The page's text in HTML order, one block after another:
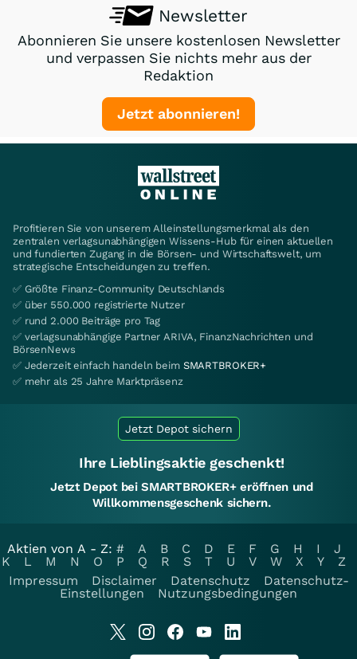
Newsletter
Abonnieren Sie unsere kostenlosen Newsletter
und verpassen Sie nichts mehr aus der
Redaktion
Jetzt abonnieren!
Profitieren Sie von unserem Alleinstellungsmerkmal als den
zentralen verlagsunabhängigen Wissens-Hub für einen aktuellen
und fundierten Zugang in die Börsen- und Wirtschaftswelt, um
strategische Entscheidungen zu treffen.
✅ Größte Finanz-Community Deutschlands
✅ über 550.000 registrierte Nutzer
✅ rund 2.000 Beiträge pro Tag
✅ verlagsunabhängige Partner ARIVA, FinanzNachrichten und
BörsenNews
✅ Jederzeit einfach handeln beim SMARTBROKER+
✅ mehr als 25 Jahre Marktpräsenz
Jetzt Depot sichern
Ihre Lieblingsaktie geschenkt!
Jetzt Depot bei SMARTBROKER+ eröffnen und
Willkommensgeschenk sichern.
Aktien von A - Z: # A B C D E F G H I
J
K
L M N O P Q R S T U V W X Y
Z
Impressum
Disclaimer Datenschutz
Datenschutz-
Einstellungen
Nutzungsbedingungen